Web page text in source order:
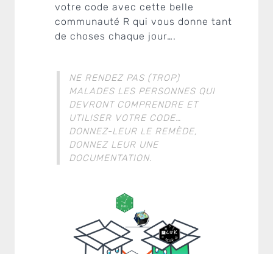
votre code avec cette belle
communauté R qui vous donne tant
de choses chaque jour….
NE RENDEZ PAS (TROP)
MALADES LES PERSONNES QUI
DEVRONT COMPRENDRE ET
UTILISER VOTRE CODE…
DONNEZ-LEUR LE REMÈDE,
DONNEZ LEUR UNE
DOCUMENTATION.